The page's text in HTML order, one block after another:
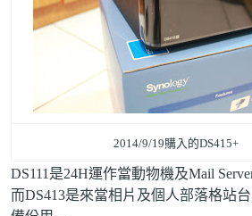
2014/9/19購入的DS415+
DS111是24H運作當動物機及Mail
而DS413是來當相片及個人部落格站